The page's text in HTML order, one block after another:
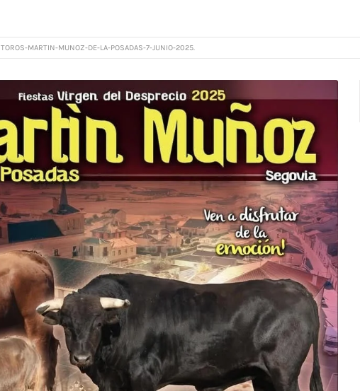
TOROS-MARTIN-MUNOZ-DE-LA-POSADAS-7-JUNIO-2025.